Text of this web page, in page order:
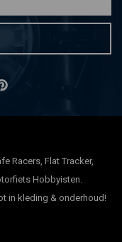
Racers, Flat Tracker,
Hobbyisten.
in kleding & onderhoud!